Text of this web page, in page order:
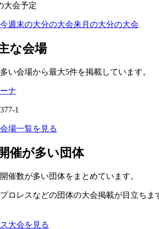
大会予定
今週末の大分の大会来月の大分の大会
な会場
い会場から最大5件を掲載しています。
ナ
1
場一覧を見る
催が多い団体
催数が多い団体をまとめています。
ロレスなどの団体の大会掲載が目立ちま
大会を見る